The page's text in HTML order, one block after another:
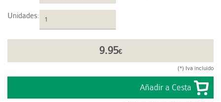
Unidades:
9.95€
(*) Iva incluido